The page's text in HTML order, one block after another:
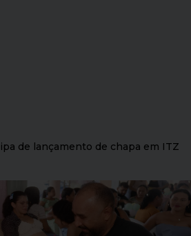
de lançamento de chapa em ITZ